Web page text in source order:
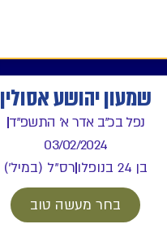
שמעון יהושע אסולין
נפל בכ"ב אדר א' התשפ"ד
03/02/2024
בן 24 בנופלו
רס"ל (במיל')
בחר מעשה טוב